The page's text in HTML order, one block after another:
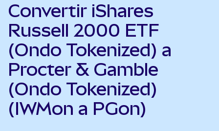
Convertir iShares
Russell 2000 ETF
(Ondo Tokenized) a
Procter & Gamble
(Ondo Tokenized)
(IWMon a PGon)